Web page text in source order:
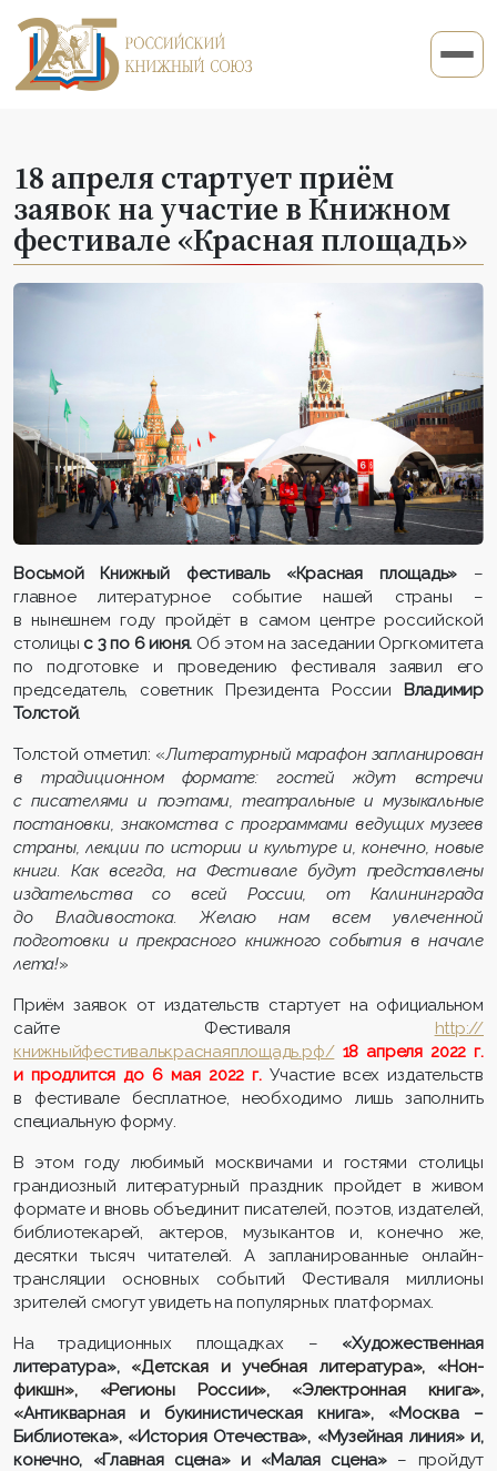
18 апреля стартует приём
заявок на участие в Книжном
фестивале «Красная площадь»
Восьмой Книжный фестиваль «Красная площадь» –
главное литературное событие нашей страны –
в нынешнем году пройдёт в самом центре российской
столицы с 3 по 6июня. Об этом на заседании Оргкомитета
по подготовке и проведению фестиваля заявил его
председатель, советник Президента России Владимир
Толстой.
Толстой отметил: «Литературный марафон запланирован
в традиционном формате: гостей ждут встречи
с писателями и поэтами, театральные и музыкальные
постановки, знакомства с программами ведущих музеев
страны, лекции по истории и культуре и, конечно, новые
книги. Как всегда, на Фестивале будут представлены
издательства со всей России, от Калининграда
до Владивостока. Желаю нам всем увлеченной
подготовки и прекрасного книжного события в начале
лета!»
Приём заявок от издательств стартует на официальном
сайте Фестиваля http://
книжныйфестивалькраснаяплощадь.рф/ 18 апреля 2022 г.
и продлится до 6 мая 2022 г. Участие всех издательств
в
фестивале
бесплатное, необходимо лишь заполнить
специальную форму.
В этом году любимый москвичами и гостями столицы
грандиозный литературный праздник пройдет в живом
формате и вновь объединит писателей, поэтов, издателей,
библиотекарей, актеров, музыкантов и, конечно же,
десятки тысяч читателей. А запланированные онлайн-
трансляции основных событий Фестиваля миллионы
зрителей смогут увидеть на популярных платформах.
На традиционных площадках – «Художественная
литература», «Детская и учебная литература», «Нон-
фикшн», «Регионы России», «Электронная книга»,
«Антикварная и букинистическая книга», «Москва –
Библиотека», «История Отечества», «Музейная линия» и,
конечно, «Главная сцена» и «Малая сцена» – пройдут